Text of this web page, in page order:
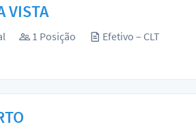
VISTA
1 Posição Efetivo – CLT